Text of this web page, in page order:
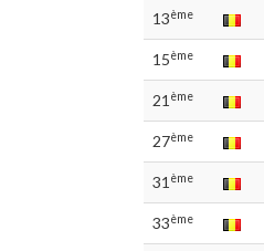
13ème
15ème
21 ème
27ème
31 ème
33ème